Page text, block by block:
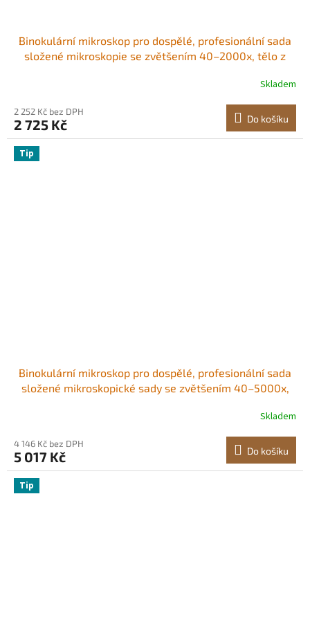
Binokulární mikroskop pro dospělé, profesionální sada
složené mikroskopie se zvětšením 40–2000x, tělo z
pro laboratoř, školu, domácnost a vzděláváníSkladem
2 252 Kč bez DPH
2 725 Kč Do košíku
Tip
Binokulární mikroskop pro dospělé, profesionální sada
složené mikroskopické sady se zvětšením 40–5000x,
hliníkové slitiny, včetně LED světla a držáku na telefon.
Skladem
4 146 Kč bez DPH
5 017 Kč Do košíku
Tip